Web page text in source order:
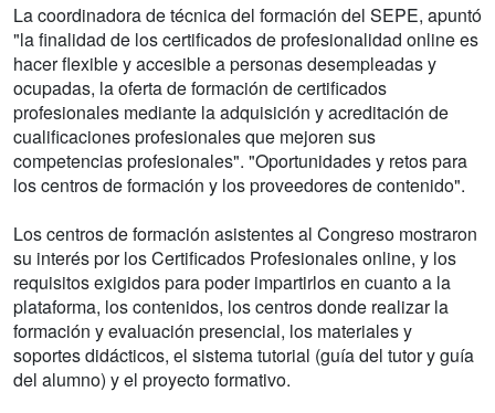
La coordinadora de técnica del formación del SEPE, apuntó
"la finalidad de los certificados de profesionalidad online es
hacer flexible y accesible a personas desempleadas y
ocupadas, la oferta de formación de certificados
profesionales mediante la adquisición y acreditación de
cualificaciones profesionales que mejoren sus
competencias profesionales". "Oportunidades y retos para
los centros de formación y los proveedores de contenido".
Los centros de formación asistentes al Congreso mostraron
su interés por los Certificados Profesionales online, y los
requisitos exigidos para poder impartirlos en cuanto a la
plataforma, los contenidos, los centros donde realizar la
formación y evaluación presencial, los materiales y
soportes didácticos, el sistema tutorial (guía del tutor y guía
del alumno) y el proyecto formativo.